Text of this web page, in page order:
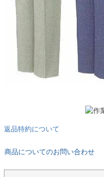
返品特約について
商品についてのお問い合わせ